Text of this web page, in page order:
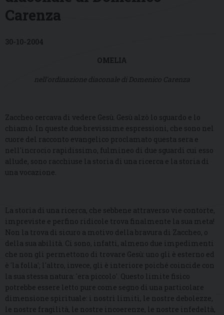
Carenza
30-10-2004
OMELIA
nell'ordinazione diaconale di Domenico Carenza
Zaccheo cercava di vedere Gesù. Gesù alzò lo sguardo e lo
chiamò. In queste due brevissime espressioni, che sono nel
cuore del racconto evangelico proclamato questa sera e
nell'incrocio rapidissimo, fulmineo di due sguardi cui esso
allude, sono racchiuse la storia di una ricerca e la storia di
una vocazione.
La storia di una ricerca, che sebbene attraverso vie contorte,
impreviste e perfino ridicole trova finalmente la sua meta!
Non la trova di sicuro a motivo della bravura di Zaccheo, o
della sua abilità. Ci sono, infatti, almeno due impedimenti
che non gli permettono di trovare Gesù: uno gli è esterno ed
è 'la folla'; l'altro, invece, gli è interiore poiché coincide con
la sua stessa natura: 'era piccolo'. Questo limite fisico
potrebbe essere letto pure come segno di una particolare
dimensione spirituale: i nostri limiti, le nostre debolezze,
le nostre fragilità, le nostre incoerenze, le nostre infedeltà,